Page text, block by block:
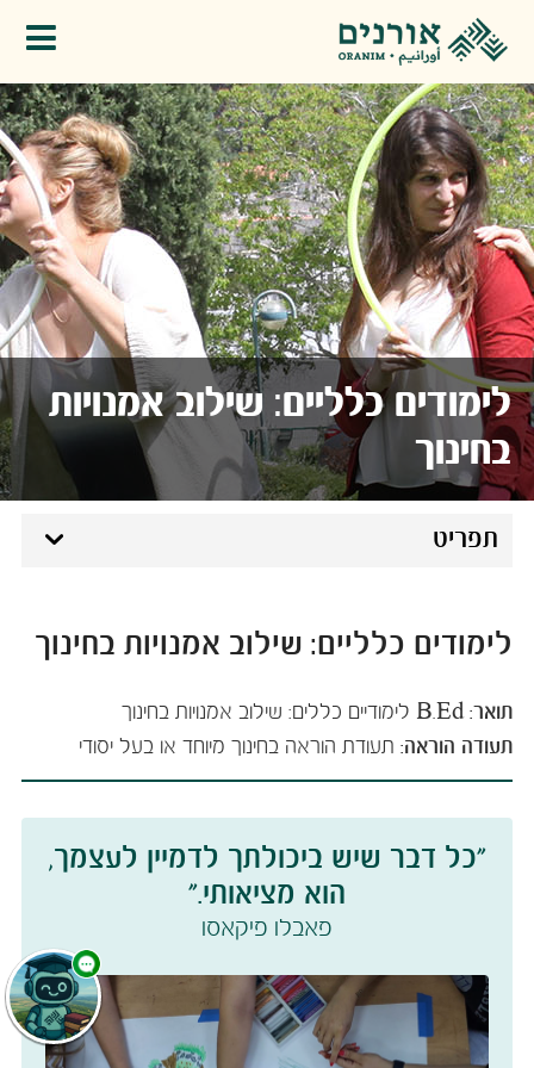
לימודים כלליים: שילוב אמנויות
בחינוך
תפריט
לימודים כלליים: שילוב אמנויות בחינוך
תואר:B.Ed לימודיים כללים: שילוב אמנויות בחינוך
תעודה הוראה: תעודת הוראה בחינוך מיוחד או בעל יסודי ​ ​​​
"כל דבר שיש ביכולתך לדמיין לעצמך,
הוא מציאותי."​
פאבלו פיקאסו